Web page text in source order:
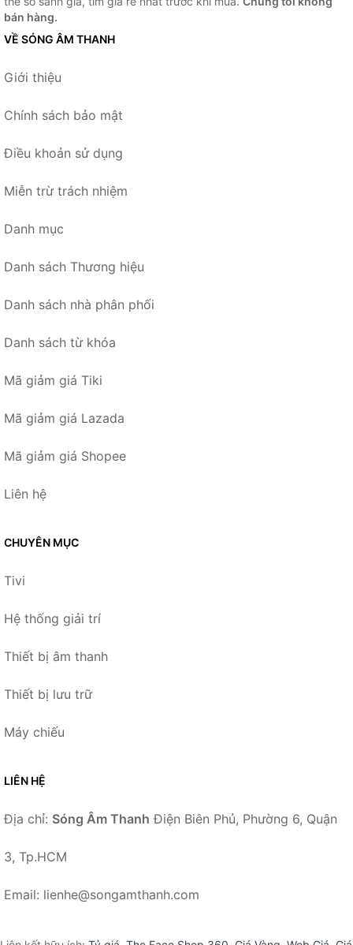
bán hàng.
VỀ SÓNG ÂM THANH
Giới thiệu
Chính sách bảo mật
Điều khoản sử dụng
Miễn trừ trách nhiệm
Danh mục
Danh sách Thương hiệu
Danh sách nhà phân phối
Danh sách từ khóa
Mã giảm giá Tiki
Mã giảm giá Lazada
Mã giảm giá Shopee
Liên hệ
CHUYÊN MỤC
Tivi
Hệ thống giải trí
Thiết bị âm thanh
Thiết bị lưu trữ
Máy chiếu
LIÊN HỆ
Địa chỉ: Sóng Âm Thanh Điện Biên Phủ, Phường 6, Quận
3, Tp.HCM
Email: lienhe@songamthanh.com